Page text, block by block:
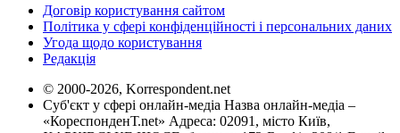
Договір користування сайтом
Політика у сфері конфіденційності і персональних даних
Угода щодо користування
Редакція
© 2000-2026, Korrespondent.net
Суб'єкт у сфері онлайн-медіа Назва онлайн-медіа –
«КореспонденТ.net» Адреса: 02091, місто Київ,